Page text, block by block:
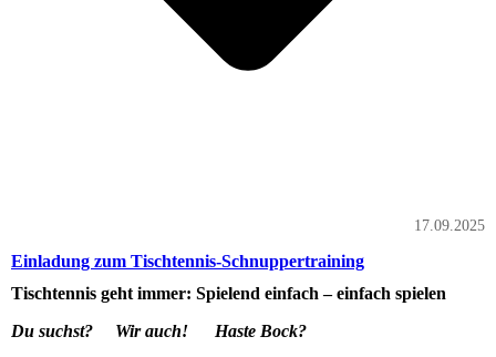
17.09.2025
Einladung zum Tischtennis-Schnuppertraining
Tischtennis geht immer: Spielend einfach – einfach spielen
Du suchst? Wir auch! Haste Bock?